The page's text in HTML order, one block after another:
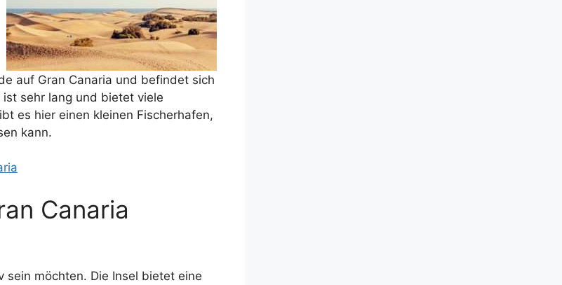
auf Gran Canaria und befindet sich
sehr lang und bietet viele
es hier einen kleinen Fischerhafen,
kann.
Canaria
sein möchten. Die Insel bietet eine